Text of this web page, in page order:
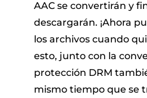
AAC se convertirán y
descargarán. ¡Ahora
los archivos cuando
esto, junto con la
protección DRM
mismo tiempo que se